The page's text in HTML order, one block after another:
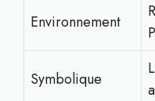
Environnement
Symbolique